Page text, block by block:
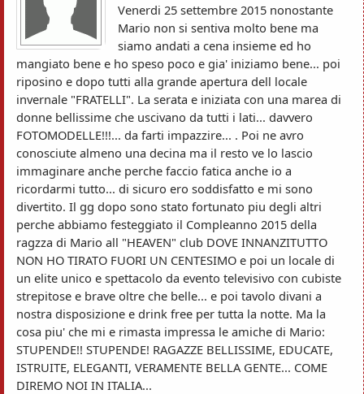
Venerdi 25 settembre 2015 nonostante
Mario non si sentiva molto bene ma
siamo andati a cena insieme ed ho
mangiato bene e ho speso poco e gia' iniziamo bene... poi
riposino e dopo tutti alla grande apertura dell locale
invernale "FRATELLI". La serata e iniziata con una marea di
donne bellissime che uscivano da tutti i lati... davvero
FOTOMODELLE!!!... da farti impazzire... . Poi ne avro
conosciute almeno una decina ma il resto ve lo lascio
immaginare anche perche faccio fatica anche io a
ricordarmi tutto... di sicuro ero soddisfatto e mi sono
divertito. Il gg dopo sono stato fortunato piu degli altri
perche abbiamo festeggiato il Compleanno 2015 della
ragzza di Mario all "HEAVEN" club DOVE INNANZITUTTO
NON HO TIRATO FUORI UN CENTESIMO e poi un locale di
un elite unico e spettacolo da evento televisivo con cubiste
strepitose e brave oltre che belle... e poi tavolo divani a
nostra disposizione e drink free per tutta la notte. Ma la
cosa piu' che mi e rimasta impressa le amiche di Mario:
STUPENDE!! STUPENDE! RAGAZZE BELLISSIME, EDUCATE,
ISTRUITE, ELEGANTI, VERAMENTE BELLA GENTE... COME
DIREMO NOI IN ITALIA...